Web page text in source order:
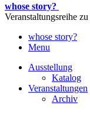
whose story?
Veranstaltungsreihe
whose story?
Menu
Ausstellung
Katalog
Veranstaltungen
Archiv